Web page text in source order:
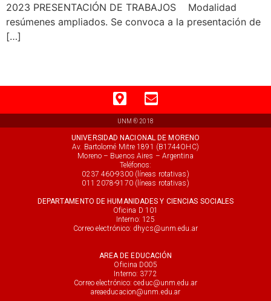
2023 PRESENTACIÓN DE TRABAJOS Modalidad
resúmenes ampliados. Se convoca a la presentación de
[…]
UNM ® 2018
UNIVERSIDAD NACIONAL DE MORENO
Av. Bartolomé Mitre 1891 (B1744OHC)
Moreno – Buenos Aires – Argentina
Teléfonos:
0237 460-9300 (líneas rotativas)
011 2078-9170 (líneas rotativas)
DEPARTAMENTO DE HUMANIDADES Y CIENCIAS SOCIALES
Oficina D 101
Interno: 125
Correo electrónico: dhycs@unm.edu.ar
AREA DE EDUCACIÓN
Oficina D005
Interno: 3772
Correo electrónico: ceduc@unm.edu.ar
areaeducacion@unm.edu.ar